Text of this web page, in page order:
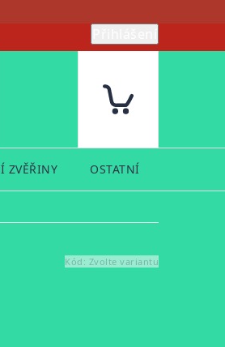
ZVĚŘINY OSTATNÍ
Kód: Zvolte variantu